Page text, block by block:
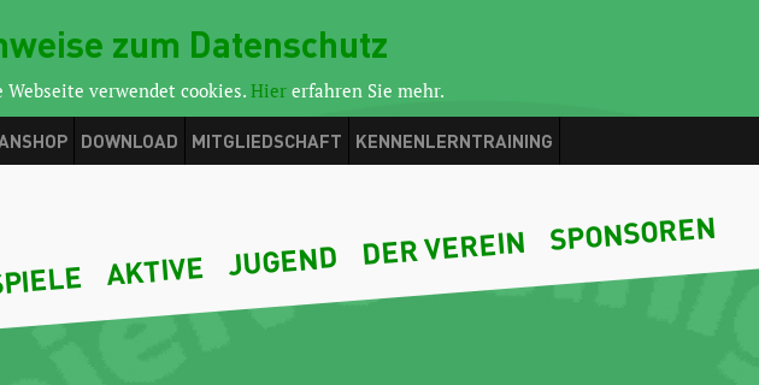
zum Datenschutz
Webseite verwendet cookies. Hier erfahren Sie mehr.
DOWNLOAD MITGLIEDSCHAFT KENNENLERNTRAINING
AKTIVE JUGEND DER VEREIN SPONSOREN